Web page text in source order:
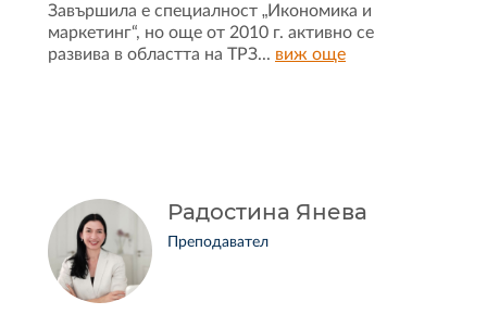
Завършила е специалност „Икономика и
маркетинг“, но още от 2010 г. активно се
развива в областта на ТРЗ... виж още
Радостина Янева
Преподавател